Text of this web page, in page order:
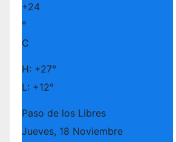
+24
°
C
H: +27°
L: +12°
Paso de los Libres
Jueves, 18 Noviembre